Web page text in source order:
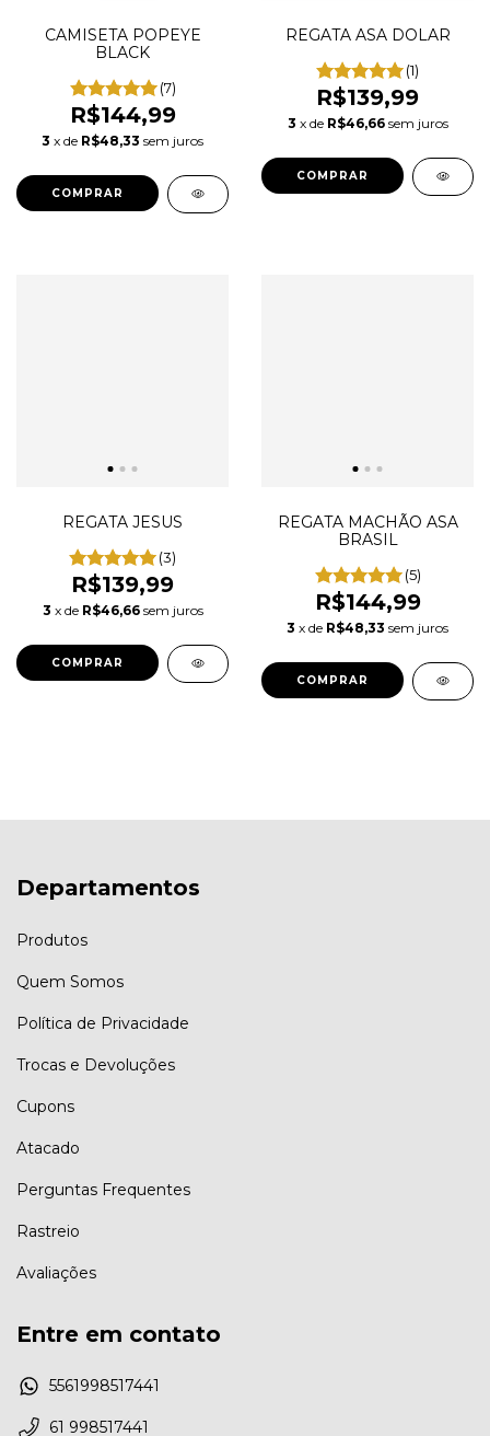
CAMISETA POPEYE
BLACK
(7)
R$144,99
3 x de R$48,33 sem juros
COMPRAR
REGATA ASA DOLAR
(1)
R$139,99
3 x de R$46,66 sem juros
COMPRAR
REGATA JESUS
(3)
R$139,99
3 x de R$46,66 sem juros
COMPRAR
REGATA MACHÃO ASA
BRASIL
(5)
R$144,99
3 x de R$48,33 sem juros
COMPRAR
Departamentos
Produtos
Quem Somos
Política de Privacidade
Trocas e Devoluções
Cupons
Atacado
Perguntas Frequentes
Rastreio
Avaliações
Entre em contato
5561998517441
61 998517441